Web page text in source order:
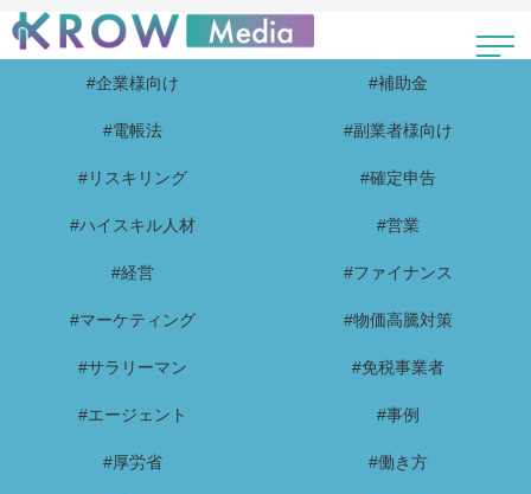
#企業様向け #補助金
#電帳法 #副業者様向け
#リスキリング #確定申告
#ハイスキル人材 #営業
#経営 #ファイナンス
#マーケティング #物価高騰対策
#サラリーマン #免税事業者
#エージェント #事例
#厚労省 #働き方